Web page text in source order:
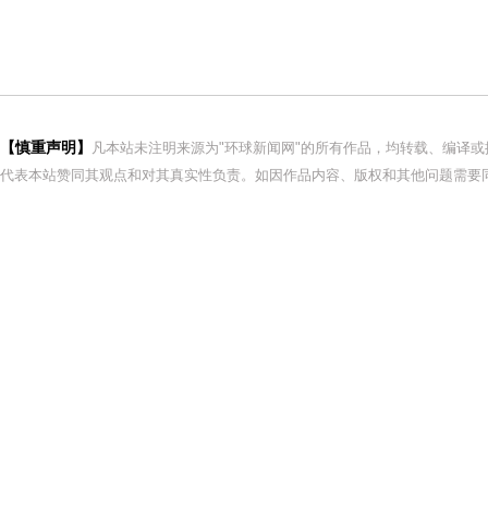
【慎重声明】
凡本站未注明来源为"环球新闻网"的所有作品，均转载、编译
代表本站赞同其观点和对其真实性负责。如因作品内容、版权和其他问题需